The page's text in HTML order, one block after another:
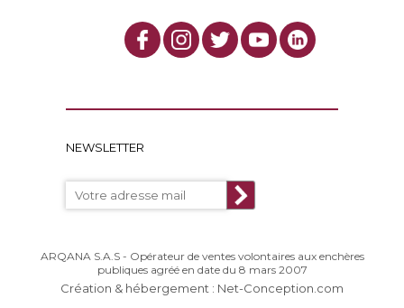
NEWSLETTER
ARQANA S.A.S - Opérateur de ventes volontaires aux enchères
publiques agréé en date du 8 mars 2007
Création & hébergement : Net-Conception.com